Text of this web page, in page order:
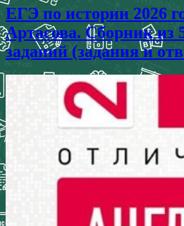
ЕГЭ по истории 2026
Артасова. Сборник из
заданий (задания и